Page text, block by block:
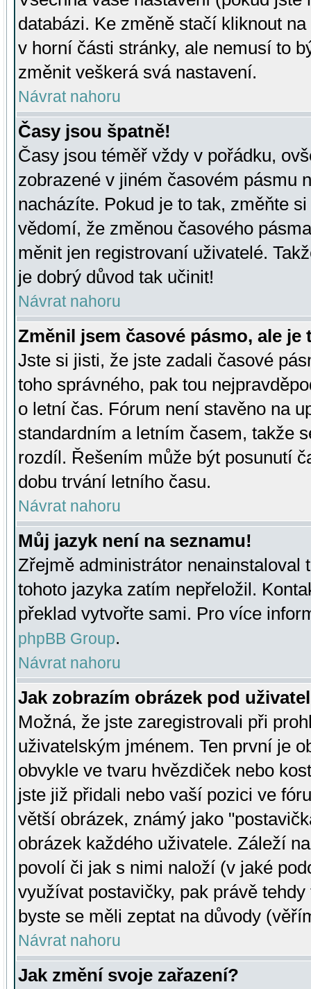
databázi. Ke změně stačí kliknout
v horní části stránky, ale nemusí to
změnit veškerá svá nastavení.
Návrat nahoru
Časy jsou špatně!
Časy jsou téměř vždy v pořádku,
zobrazené v jiném časovém pásmu
nacházíte. Pokud je to tak, změňte
vědomí, že změnou časového
měnit jen registrovaní uživatelé.
je dobrý důvod tak učinit!
Návrat nahoru
Změnil jsem časové pásmo, ale je
Jste si jisti, že jste zadali časové
toho správného, pak tou
o letní čas. Fórum není stavěno na
standardním a letním časem, takže
rozdíl. Řešením může být posunutí
dobu trvání letního času.
Návrat nahoru
Můj jazyk není na seznamu!
Zřejmě administrátor nenainstaloval
tohoto jazyka zatím nepřeložil.
překlad vytvořte sami. Pro více
phpBB Group.
Návrat nahoru
Jak zobrazím obrázek pod
Možná, že jste zaregistrovali při
uživatelským jménem. Ten první je
obvykle ve tvaru hvězdiček nebo
jste již přidali nebo vaší pozici ve
větší obrázek, známý jako
obrázek každého uživatele. Záleží
povolí či jak s nimi naloží (v jaké
využívat postavičky, pak právě
byste se měli zeptat na důvody
Návrat nahoru
Jak změní svoje zařazení?